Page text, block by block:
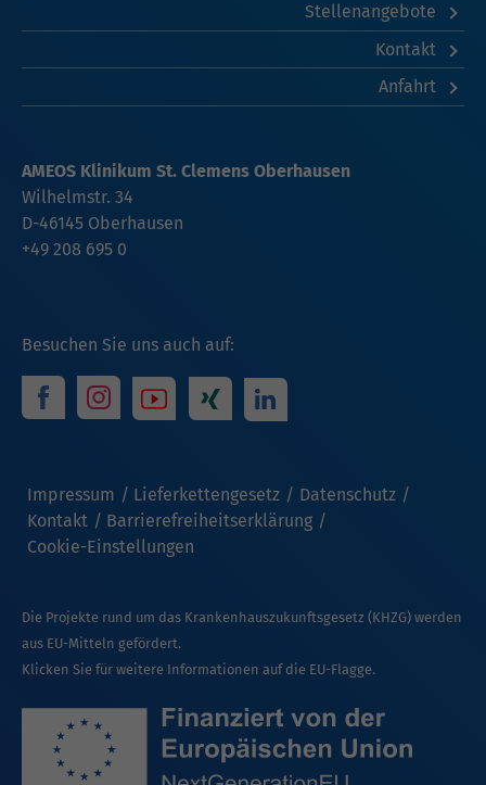
Stellenangebote
Kontakt
Anfahrt
Besuchen Sie uns auch auf:
Impressum Lieferkettengesetz
Datenschutz
Kontakt
Barrierefreiheitserklärung
Cookie-Einstellungen
AMEOS Klinikum St. Clemens Oberhausen
Wilhelmstr. 34
D-46145 Oberhausen
+49 208 695 0
Die Projekte rund um das Krankenhauszukunftsgesetz (KHZG) werden
aus EU-Mitteln gefördert.
Klicken Sie für weitere Informationen auf die EU-Flagge.